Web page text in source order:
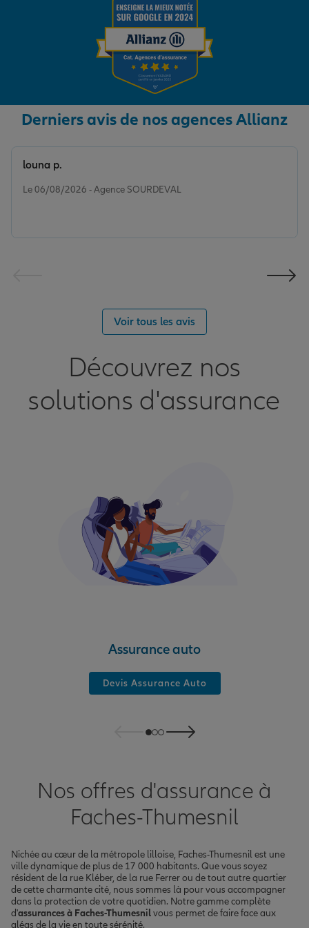
Derniers avis de nos agences Allianz
Le 06/08/2026 - Agence SOURDEVAL
louna p.
Voir tous les avis
Découvrez nos
solutions d'assurance
Assurance auto
Devis Assurance Auto
Nos offres d'assurance à
Faches-Thumesnil
Nichée au cœur de la métropole lilloise, Faches-Thumesnil est une
ville dynamique de plus de 17 000 habitants. Que vous soyez
résident de la rue Kléber, de la rue Ferrer ou de tout autre quartier
de cette charmante cité, nous sommes là pour vous accompagner
dans la protection de votre quotidien. Notre gamme complète
d'assurances à Faches-Thumesnilvous permet de faire face aux
aléas de la vie en toute sérénité.